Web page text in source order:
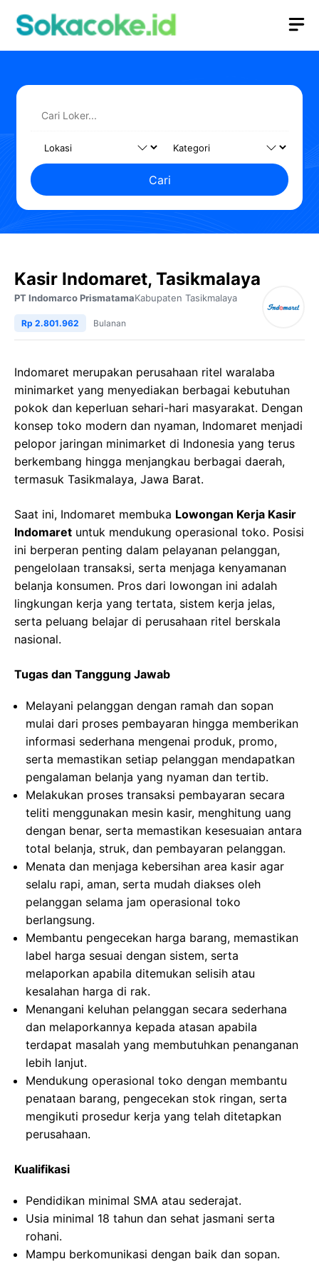
Cari
Kasir Indomaret, Tasikmalaya
PT Indomarco PrismatamaKabupaten Tasikmalaya
Rp 2.801.962 Bulanan
Indomaret merupakan perusahaan ritel waralaba
minimarket yang menyediakan berbagai kebutuhan
pokok dan keperluan sehari-hari masyarakat. Dengan
konsep toko modern dan nyaman, Indomaret menjadi
pelopor jaringan minimarket di Indonesia yang terus
berkembang hingga menjangkau berbagai daerah,
termasuk Tasikmalaya, Jawa Barat.
Saat ini, Indomaret membuka Lowongan Kerja Kasir
Indomaret untuk mendukung operasional toko. Posisi
ini berperan penting dalam pelayanan pelanggan,
pengelolaan transaksi, serta menjaga kenyamanan
belanja konsumen. Pros dari lowongan ini adalah
lingkungan kerja yang tertata, sistem kerja jelas,
serta peluang belajar di perusahaan ritel berskala
nasional.
Tugas dan Tanggung Jawab
Melayani pelanggan dengan ramah dan sopan
mulai dari proses pembayaran hingga memberikan
informasi sederhana mengenai produk, promo,
serta memastikan setiap pelanggan mendapatkan
pengalaman belanja yang nyaman dan tertib.
Melakukan proses transaksi pembayaran secara
teliti menggunakan mesin kasir, menghitung uang
dengan benar, serta memastikan kesesuaian antara
total belanja, struk, dan pembayaran pelanggan.
Menata dan menjaga kebersihan area kasir agar
selalu rapi, aman, serta mudah diakses oleh
pelanggan selama jam operasional toko
berlangsung.
Membantu pengecekan harga barang, memastikan
label harga sesuai dengan sistem, serta
melaporkan apabila ditemukan selisih atau
kesalahan harga di rak.
Menangani keluhan pelanggan secara sederhana
dan melaporkannya kepada atasan apabila
terdapat masalah yang membutuhkan penanganan
lebih lanjut.
Mendukung operasional toko dengan membantu
penataan barang, pengecekan stok ringan, serta
mengikuti prosedur kerja yang telah ditetapkan
perusahaan.
Kualifikasi
Pendidikan minimal SMA atau sederajat.
Usia minimal 18 tahun dan sehat jasmani serta
rohani.
Mampu berkomunikasi dengan baik dan sopan.